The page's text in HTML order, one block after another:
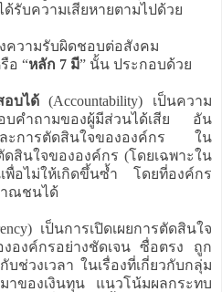
รับความเสียหายตามไปด้วย
ความรับผิดชอบต่อสังคม
อ “หลัก 7 มี” นั้น ประกอบด้วย
อบได้(Accountability) เป็นความ
บคำถามของผู้มีส่วนได้เสีย อัน
ละการตัดสินใจขององค์กร ใน
สินใจขององค์กร (โดยเฉพาะใน
อไม่ให้เกิดขึ้นซ้ำ โดยที่องค์กร
าณชนได้
เป็นการเปิดเผยการตัดสินใจ
องค์กรอย่างชัดเจน ซื่อตรง ถูก
ช่วงเวลา ในเรื่องที่เกี่ยวกับกลุ่ม
ของเงินทุน แนวโน้มผลกระทบ